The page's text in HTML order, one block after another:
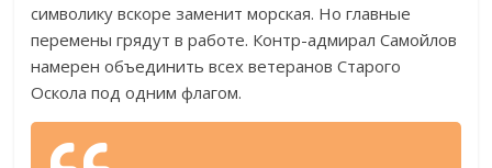
символику вскоре заменит морская. Но главные
перемены грядут в работе. Контр-адмирал Самойлов
намерен объединить всех ветеранов Старого
Оскола под одним флагом.